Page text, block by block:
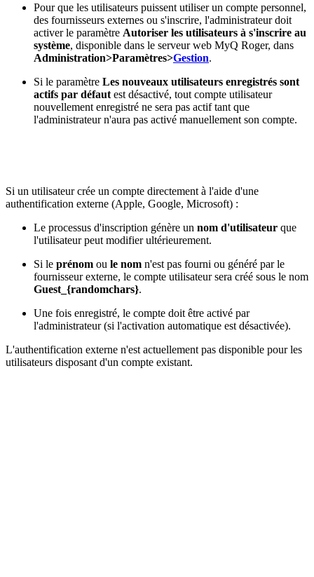
Pour que les utilisateurs puissent utiliser un compte personnel,
des fournisseurs externes ou s'inscrire, l'administrateur doit
activer le paramètre Autoriser les utilisateurs à s'inscrire au
système, disponible dans le serveur web MyQ Roger, dans
Administration>Paramètres>Gestion.
Si le paramètre Les nouveaux utilisateurs enregistrés sont
actifs par défaut est désactivé, tout compte utilisateur
nouvellement enregistré ne sera pas actif tant que
l'administrateur n'aura pas activé manuellement son compte.
Si un utilisateur crée un compte directement à l'aide d'une
authentification externe (Apple, Google, Microsoft) :
Le processus d'inscription génère un nom d'utilisateur que
l'utilisateur peut modifier ultérieurement.
Si le prénom ou le nom n'est pas fourni ou généré par le
fournisseur externe, le compte utilisateur sera créé sous le nom
Guest_{randomchars}.
Une fois enregistré, le compte doit être activé par
l'administrateur (si l'activation automatique est désactivée).
L'authentification externe n'est actuellement pas disponible pour les
utilisateurs disposant d'un compte existant.